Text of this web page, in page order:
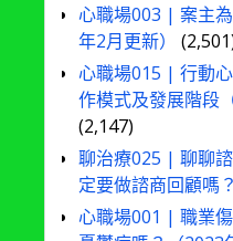
心職場003 | 案主
年2月更新）
心職場015 | 行動
作模式及發展階段
(2,147)
聊治療025 | 聊聊
定要做諮商回顧嗎
心職場001 | 職業